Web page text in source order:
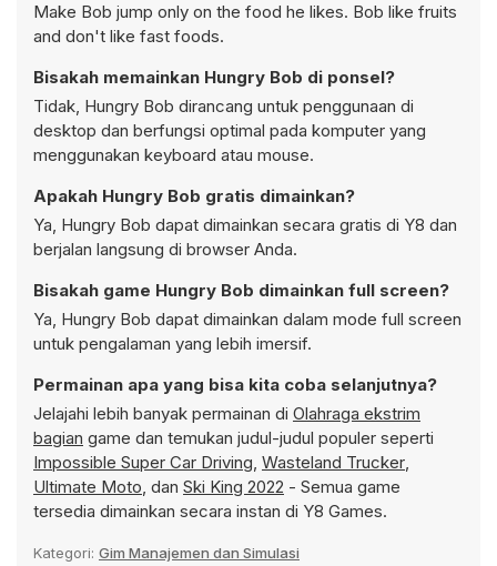
Make Bob jump only on the food he likes. Bob like fruits
and don't like fast foods.
Bisakah memainkan Hungry Bob di ponsel?
Tidak, Hungry Bob dirancang untuk penggunaan di
desktop dan berfungsi optimal pada komputer yang
menggunakan keyboard atau mouse.
Apakah Hungry Bob gratis dimainkan?
Ya, Hungry Bob dapat dimainkan secara gratis di Y8 dan
berjalan langsung di browser Anda.
Bisakah game Hungry Bob dimainkan full screen?
Ya, Hungry Bob dapat dimainkan dalam mode full screen
untuk pengalaman yang lebih imersif.
Permainan apa yang bisa kita coba selanjutnya?
Jelajahi lebih banyak permainan di Olahraga ekstrim
bagian game dan temukan judul-judul populer seperti
Impossible Super Car Driving, Wasteland Trucker,
Ultimate Moto, dan Ski King 2022 - Semua game
tersedia dimainkan secara instan di Y8 Games.
Kategori: Gim Manajemen dan Simulasi